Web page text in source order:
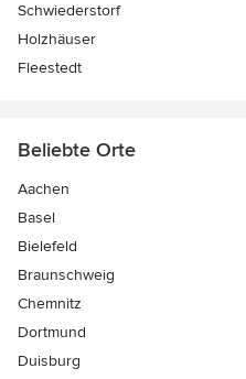
Schwiederstorf
Holzhäuser
Fleestedt
Beliebte Orte
Aachen
Basel
Bielefeld
Braunschweig
Chemnitz
Dortmund
Duisburg